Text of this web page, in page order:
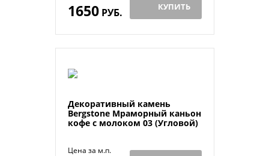
1650РУБ. КУПИТЬ
Декоративный камень
Bergstone Мраморный каньон
кофе с молоком 03 (Угловой)
Цена за м.п.